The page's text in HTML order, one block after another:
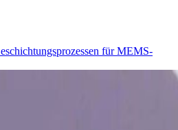
für MEMS-